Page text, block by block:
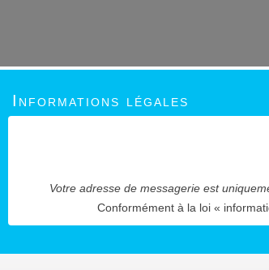
Informations légales
Votre adresse de messagerie est
Conformément à la loi «